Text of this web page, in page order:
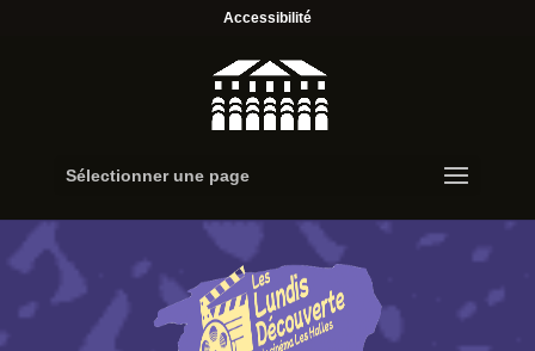
Accessibilité
Sélectionner une page